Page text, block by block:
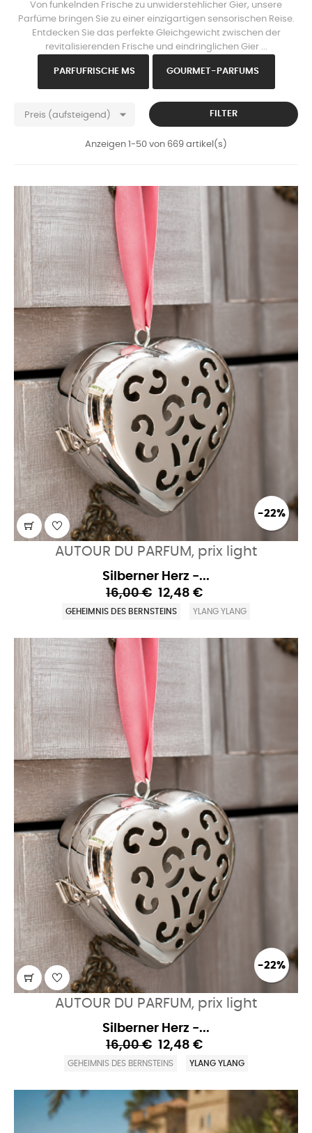
Von funkelnden Frische zu unwiderstehlicher Gier, unsere
Parfüme bringen Sie zu einer einzigartigen sensorischen Reise.
Entdecken Sie das perfekte Gleichgewicht zwischen der
revitalisierenden Frische und eindringlichen Gier ...
PARFUFRISCHE MS GOURMET-PARFUMS
Preis (aufsteigend)  FILTER
Anzeigen 1-50 von 669 artikel(s)
-22%
AUTOUR DU PARFUM, prix light
Silberner Herz -...
16,00 € 12,48 €
GEHEIMNIS DES BERNSTEINS YLANG YLANG
-22%
AUTOUR DU PARFUM, prix light
Silberner Herz -...
16,00 € 12,48 €
GEHEIMNIS DES BERNSTEINS YLANG YLANG